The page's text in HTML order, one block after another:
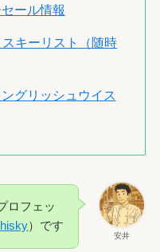
ール情報
スキーリスト（随時
グリッシュウイス
安井
ロフェッ
）です